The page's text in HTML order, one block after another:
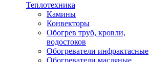
Теплотехника
Камины
Конвекторы
Обогрев труб, кровли,
водостоков
Обогреватели инфрактасные